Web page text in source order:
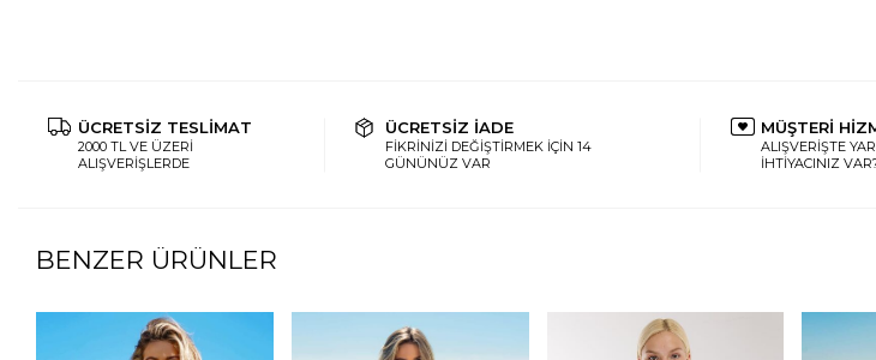
ÜCRETSİZ TESLİMAT
2000 TL VE ÜZERİ
ALIŞVERİŞLERDE
ÜCRETSİZ İADE
FİKRİNİZİ DEĞİŞTİRMEK İÇİN 14
GÜNÜNÜZ VAR
MÜŞTERİ
ALIŞVERİŞTE
İHTİYACINIZ
BENZER ÜRÜNLER